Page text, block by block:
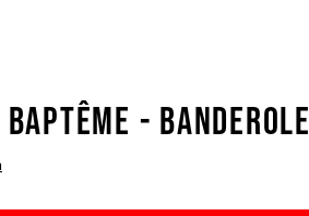
BAPTÊME - BANDEROLE